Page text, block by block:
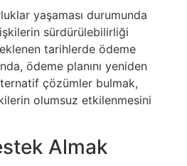
yaşaması durumunda
sürdürülebilirliği
tarihlerde ödeme
ödeme planını yeniden
çözümler bulmak,
olumsuz etkilenmesini
Almak